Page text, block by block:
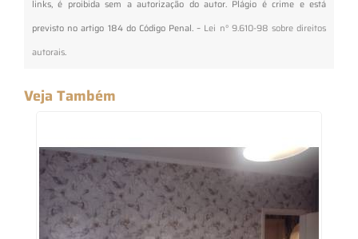
links, é proibida sem a autorização do autor. Plágio é crime e está
previsto no artigo 184 do Código Penal. – Lei n° 9.610-98 sobre direitos
autorais.
Veja Também